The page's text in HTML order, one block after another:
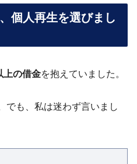
個人再生を選びまし
上の借金を抱えていました。
でも、私は迷わず言いまし